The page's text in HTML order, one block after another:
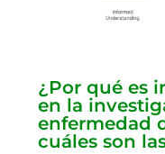
¿Por qué es
en la
enfermedad
cuáles son